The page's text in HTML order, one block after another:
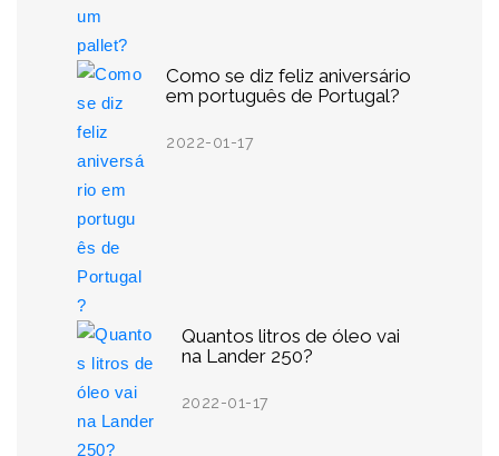
Como se diz feliz aniversário
em português de Portugal?
2022-01-17
Quantos litros de óleo vai
na Lander 250?
2022-01-17